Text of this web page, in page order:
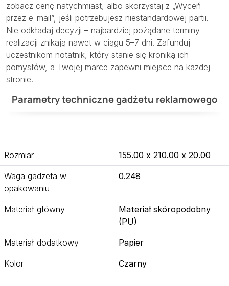
zobacz cenę natychmiast, albo skorzystaj z „Wyceń
przez e-mail”, jeśli potrzebujesz niestandardowej partii.
Nie odkładaj decyzji – najbardziej pożądane terminy
realizacji znikają nawet w ciągu 5–7 dni. Zafunduj
uczestnikom notatnik, który stanie się kroniką ich
pomysłów, a Twojej marce zapewni miejsce na każdej
stronie.
Parametry techniczne gadżetu reklamowego
Rozmiar 155.00 x 210.00 x 20.00
Waga gadżeta w
opakowaniu
0.248
Materiał główny
Materiał skóropodobny
(PU)
Materiał dodatkowy Papier
Kolor Czarny